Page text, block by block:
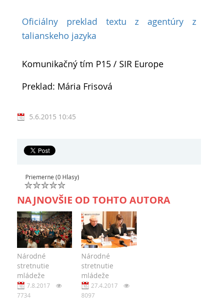
Oficiálny preklad textu z agentúry z
talianskeho jazyka
Komunikačný tím P15 / SIR Europe
Preklad: Mária Frisová
5.6.2015 10:45
Priemerne (0 Hlasy)
NAJNOVŠIE OD TOHTO AUTORA
Národné
stretnutie
mládeže
7.8.2017
7734
Národné
stretnutie
mládeže
27.4.2017
8097